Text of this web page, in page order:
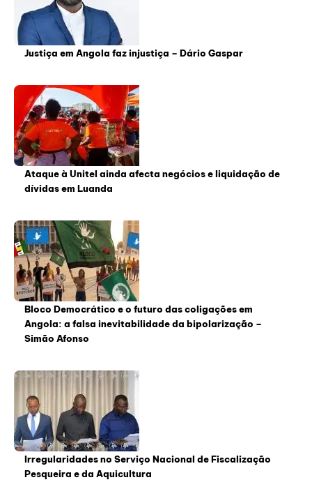
Justiça em Angola faz injustiça – Dário Gaspar
Ataque à Unitel ainda afecta negócios e liquidação de
dívidas em Luanda
Bloco Democrático e o futuro das coligações em
Angola: a falsa inevitabilidade da bipolarização –
Simão Afonso
Irregularidades no Serviço Nacional de Fiscalização
Pesqueira e da Aquicultura